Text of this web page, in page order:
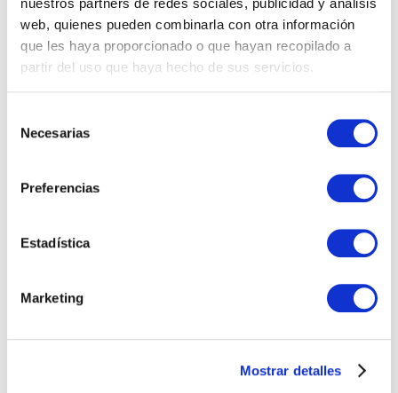
web, quienes pueden combinarla con otra información
que les haya proporcionado o que hayan recopilado a
partir del uso que haya hecho de sus servicios.
Necesarias
Preferencias
Estadística
Marketing
Mostrar detalles
Todas las cargas de trabajo no se crean de la misma
manera. No es lo mismo llevar tu base de datos a un
proveedores van a ofrecerte una soluciÃ³n perfecta para
No es necesario decir que los objetivos de las empresas
infraestructura TI flexible permiteÂ
. Por
de atender a tu empresa en los momentos de carga de
trabajo normal, pero tambiÃ©n en los picos de trabajo.
Â para aquellas empresas que